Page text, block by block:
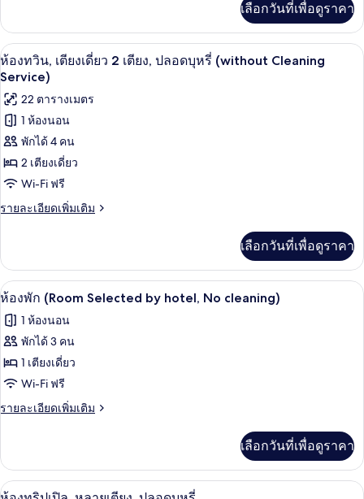
1
เตียง,
ปลอด
บุหรี่
(Queen,
without
Cleaning
Service)
เกี่ยว
กับ
ห้อง
พัก,
ควีน
ไซส์
เตียง,
ปลอด
(Queen,
without
Cleaning
เลือกวันที่เพื่อดูราคา
เปิด
ภาพถ่าย
ทั้งหมด
ของ
ห้อง
ทวิน,
เดี่ยว
เตียง,
ปลอด
บุหรี่
(without
Cleaning
Service)
ผ้านวมขนเป็ด, ตู้นิรภัยในห้องพัก, โต๊ะ
8
ห้องทวิน, เตียงเดี่ยว 2 เตียง, ปลอดบุหรี่ (without Cleaning
Service)
22 ตารางเมตร
1 ห้องนอน
พักได้ 4 คน
2 เตียงเดี่ยว
Wi-Fi ฟรี
รายละเอียดเพิ่มเติม
ราย
เกี่ยว
กับ
ห้อง
น,
เตียง
2
เตียง,
บุหรี่
เลือกวันที่เพื่อดูราคา
เปิด
ภาพถ่าย
ทั้งหมด
ของ
ห้อง
พัก
by
hotel,
ผ้านวมขนเป็ด, ตู้นิรภัยในห้องพัก, โต๊ะ
8
ห้องพัก (Room Selected by hotel, No cleaning)
1 ห้องนอน
พักได้ 3 คน
1 เตียงเดี่ยว
Wi-Fi ฟรี
รายละเอียดเพิ่มเติม
ราย
เกี่ยว
กับ
ห้อง
เลือกวันที่เพื่อดูราคา
เปิด ผ้านวมขนเป็ด, ตู้นิรภัยในห้องพัก, โต๊ะ
9